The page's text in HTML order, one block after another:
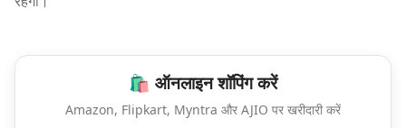
🛍️ ऑनलाइन शॉपिंग करें
Amazon, Flipkart, Myntra और AJIO पर खरीदारी करें